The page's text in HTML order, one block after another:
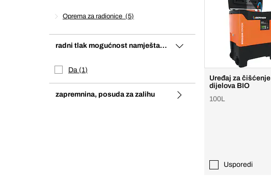
Oprema za radionice 5
radni tlak mogućnost namještanja
Da 1
zapremnina, posuda za zalihu
Uređaj za čišćenje
dijelova BIO
100L
Usporedi